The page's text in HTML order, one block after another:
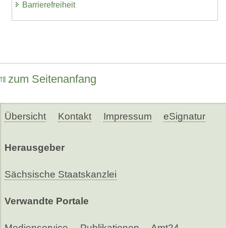
Barrierefreiheit
zum Seitenanfang
Übersicht Kontakt Impressum eSignatur
Herausgeber
Sächsische Staatskanzlei
Verwandte Portale